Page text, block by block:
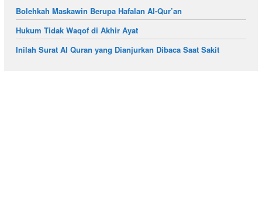
Bolehkah Maskawin Berupa Hafalan Al-Qur’an
Hukum Tidak Waqof di Akhir Ayat
Inilah Surat Al Quran yang Dianjurkan Dibaca Saat Sakit